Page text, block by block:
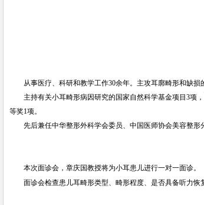
从事医疗、科研和教学工作30余年。主攻耳廓畸形和缺损
主持有关小耳畸形病因研究的国家自然科学基金项目 3项
等奖1项。
先后兼任中华整形外科学会委员、中国医师协会美容整
本次面诊会， 章庆国教授将为小耳患儿进行一对一面诊。
面诊会检查患儿耳畸形类型、畸形程度、是否具备听力